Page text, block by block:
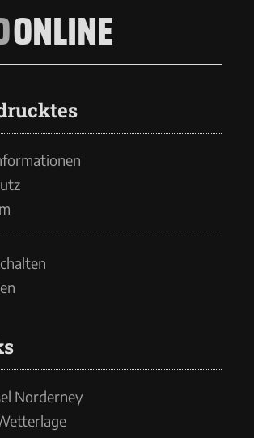
ONLINE
Norderney